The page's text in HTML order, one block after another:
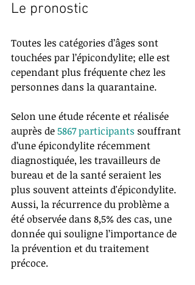
Le pronostic
Toutes les catégories d’âges sont
touchées par l’épicondylite; elle est
cependant plus fréquente chez les
personnes dans la quarantaine.
Selon une étude récente et réalisée
auprès de 5867 participants souffrant
d’une épicondylite récemment
diagnostiquée, les travailleurs de
bureau et de la santé seraient les
plus souvent atteints d'épicondylite.
Aussi, la récurrence du problème a
été observée dans 8,5% des cas, une
donnée qui souligne l’importance de
la prévention et du traitement
précoce.